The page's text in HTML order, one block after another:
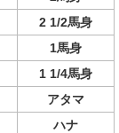
2 1/2馬身
1馬身
1 1/4馬身
アタマ
ハナ